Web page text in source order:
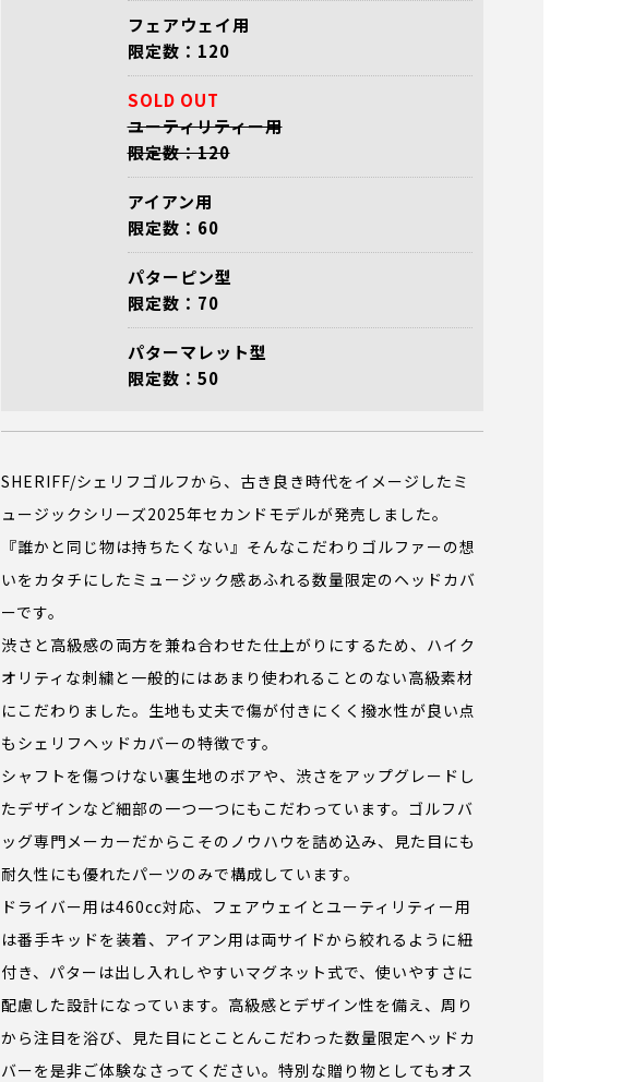
（表） 番手タグ付き
フェアウェイ用
（裏） 番手タグ付き
ユーティリティー用
フェアウェイ用
限定数：120
SOLD OUT
ユーティリティー用
限定数：120
アイアン用
限定数：60
パターピン型
限定数：70
パターマレット型
限定数：50
SHERIFF/シェリフゴルフから、古き良き時代をイメージしたミ
ュージックシリーズ2025年セカンドモデルが発売しました。
『誰かと同じ物は持ちたくない』そんなこだわりゴルファーの想
いをカタチにしたミュージック感あふれる数量限定のヘッドカバ
ーです。
渋さと高級感の両方を兼ね合わせた仕上がりにするため、ハイク
オリティな刺繍と一般的にはあまり使われることのない高級素材
にこだわりました。生地も丈夫で傷が付きにくく撥水性が良い点
もシェリフヘッドカバーの特徴です。
シャフトを傷つけない裏生地のボアや、渋さをアップグレードし
たデザインなど細部の一つ一つにもこだわっています。ゴルフバ
ッグ専門メーカーだからこそのノウハウを詰め込み、見た目にも
耐久性にも優れたパーツのみで構成しています。
ドライバー用は460cc対応、フェアウェイとユーティリティー用
は番手キッドを装着、アイアン用は両サイドから絞れるように紐
付き、パターは出し入れしやすいマグネット式で、使いやすさに
配慮した設計になっています。高級感とデザイン性を備え、周り
から注目を浴び、見た目にとことんこだわった数量限定ヘッドカ
バーを是非ご体験なさってください。特別な贈り物としてもオス